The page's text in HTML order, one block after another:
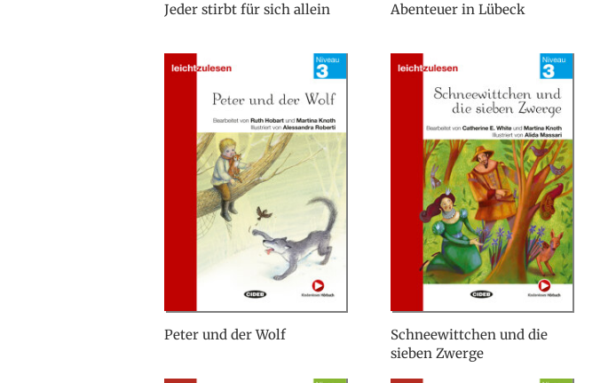
Jeder stirbt für sich allein Abenteuer in Lübeck
Peter und der Wolf
Schneewittchen und die
sieben Zwerge